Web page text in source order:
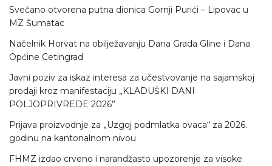
Svečano otvorena putna dionica Gornji Purići – Lipovac u
MZ Šumatac
Načelnik Horvat na obilježavanju Dana Grada Gline i Dana
Općine Cetingrad
Javni poziv za iskaz interesa za učestvovanje na sajamskoj
prodaji kroz manifestaciju „KLADUŠKI DANI
POLJOPRIVREDE 2026”
Prijava proizvodnje za „Uzgoj podmlatka ovaca“ za 2026.
godinu na kantonalnom nivou
FHMZ izdao crveno i narandžasto upozorenje za visoke